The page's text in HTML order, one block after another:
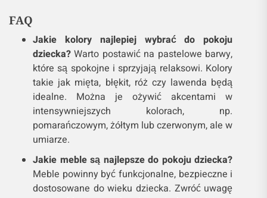
FAQ
Jakie kolory najlepiej wybrać do pokoju
dziecka? Warto postawić na pastelowe barwy,
które są spokojne i sprzyjają relaksowi. Kolory
takie jak mięta, błękit, róż czy lawenda będą
idealne. Można je ożywić akcentami w
intensywniejszych kolorach, np.
pomarańczowym, żółtym lub czerwonym, ale w
umiarze.
Jakie meble są najlepsze do pokoju dziecka?
Meble powinny być funkcjonalne, bezpieczne i
dostosowane do wieku dziecka. Zwróć uwagę